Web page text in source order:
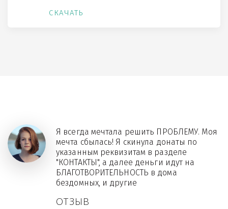
СКАЧАТЬ
ОТЗЫВ
Я всегда мечтала решить ПРОБЛЕМУ. Моя
мечта сбылась! Я скинула донаты по
указанным реквизитам в разделе
"КОНТАКТЫ", а далее деньги идут на
БЛАГОТВОРИТЕЛЬНОСТЬ в дома
бездомных, и другие